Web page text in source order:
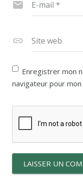
E-mail *
Site web
Enregistrer mon
navigateur pour